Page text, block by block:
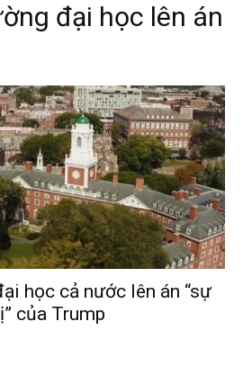
đại học lên án
học cả nước lên án “sự
của Trump